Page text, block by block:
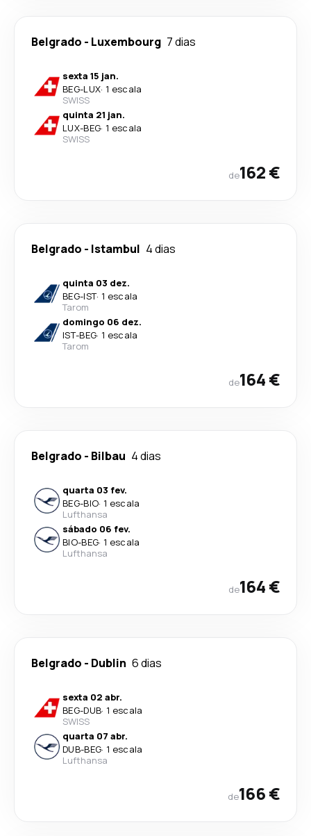
Belgrado - Luxembourg 7 dias
sexta 15 jan.
BEG-LUX· 1 escala
SWISS
quinta 21 jan.
LUX-BEG· 1 escala
SWISS
de162 €
Belgrado - Istambul 4 dias
quinta 03 dez.
BEG-IST· 1 escala
Tarom
domingo 06 dez.
IST-BEG· 1 escala
Tarom
de164 €
Belgrado - Bilbau 4 dias
quarta 03 fev.
BEG-BIO· 1 escala
Lufthansa
sábado 06 fev.
BIO-BEG· 1 escala
Lufthansa
de164 €
Belgrado - Dublin 6 dias
sexta 02 abr.
BEG-DUB· 1 escala
SWISS
quarta 07 abr.
DUB-BEG· 1 escala
Lufthansa
de166 €